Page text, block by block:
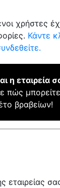
χρήστες
Κάντε
η εταιρεία
πώς
βραβείων!
εταιρείας